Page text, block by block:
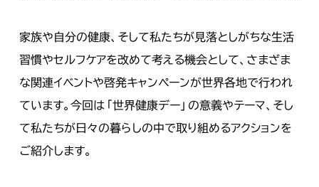
家族や自分の健康、そして私たちが見落としがちな生活
習慣やセルフケアを改めて考える機会として、さまざま
な関連イベントや啓発キャンペーンが世界各地で行われ
ています。今回は「世界健康デー」の意義やテーマ、そし
て私たちが日々の暮らしの中で取り組めるアクションを
ご紹介します。